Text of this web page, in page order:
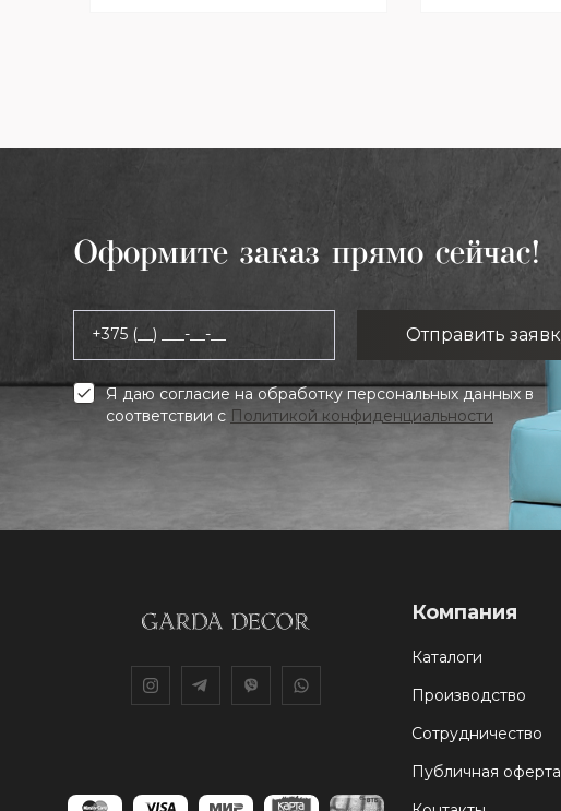
Оформите заказ прямо сейчас!
+375 (__) ___-__-__
Я даю согласие на обработку персональных данных в
соответствии с Политикой конфиденциальности
Компания
Каталоги
Производство
Сотрудничество
Публичная оферта